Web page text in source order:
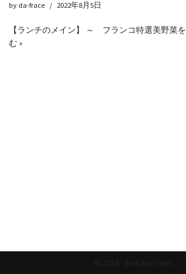
by da-frace 2022年8月5日
【ランチのメイン】 ～ フランコ特選美野菜
む »